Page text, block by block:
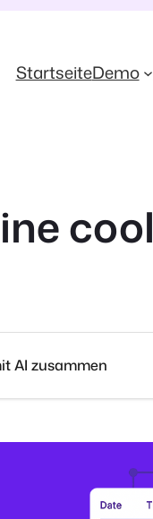
StartseiteDemo
AI zusammen